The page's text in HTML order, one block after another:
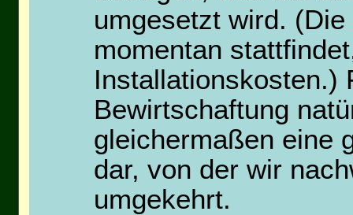
umgesetzt wird.
momentan
Installationskosten.)
Bewirtschaftung
gleichermaßen eine
dar, von der wir
umgekehrt.